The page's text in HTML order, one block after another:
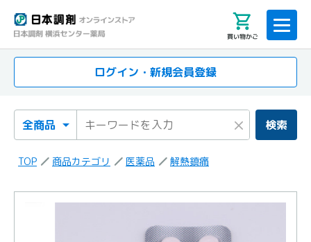
買い物かご
ログイン・新規会員登録
検索カテゴリ
検索キーワード × 検索
TOP 商品カテゴリ 医薬品 解熱鎮痛